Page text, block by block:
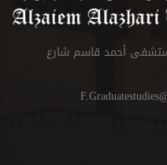
أحمد قاسم شارع